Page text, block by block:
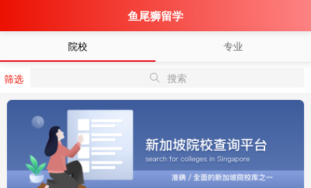
鱼尾狮留学
院校 专业
筛选 搜索